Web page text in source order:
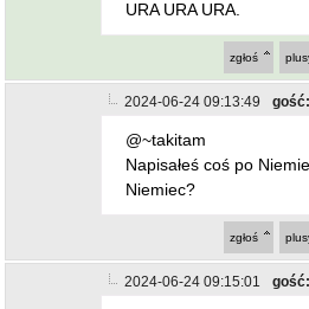
URA URA URA.
zgłoś
2024-06-24 09:13:49
@~takitam
Napisałeś coś po
Niemiec?
zgłoś
2024-06-24 09:15:01